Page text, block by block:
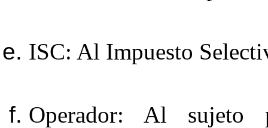
ISC: Al Impuesto
Operador: Al sujeto